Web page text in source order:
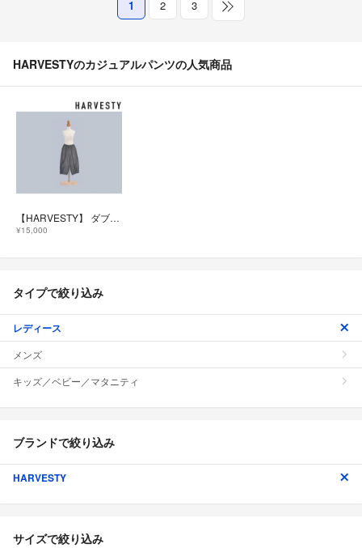
1 2 3
HARVESTYのカジュアルパンツの人気商品
【HARVESTY】 ダブルフェイスツイード クロップドイージー サーカスパンツ
¥15,000
タイプで絞り込み
レディース
メンズ
キッズ／ベビー／マタニティ
ブランドで絞り込み
HARVESTY
サイズで絞り込み